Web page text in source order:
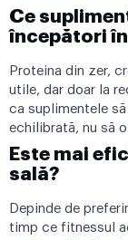
Ce
începători
Proteina din zer,
utile, dar doar la
ca suplimentele
echilibrată, nu să
Este mai
sală?
Depinde de
timp ce fitnessul